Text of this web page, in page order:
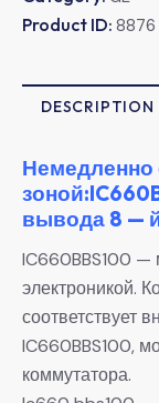
Product ID: 8876
DESCRIPTION
Немедленно
вывода 8 —
IC660BBS100
электроникой.
соответствует
IC660BBS100,
коммутатора.